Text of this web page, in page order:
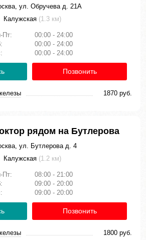
ул. Обручева д. 21А
Калужская (1.3 км)
Пт:
00:00 - 24:00
00:00 - 24:00
00:00 - 24:00
Позвонить
1870 руб.
рядом на Бутлерова
ул. Бутлерова д. 4
Калужская (1.2 км)
Пт:
08:00 - 21:00
09:00 - 20:00
09:00 - 20:00
Позвонить
1800 руб.